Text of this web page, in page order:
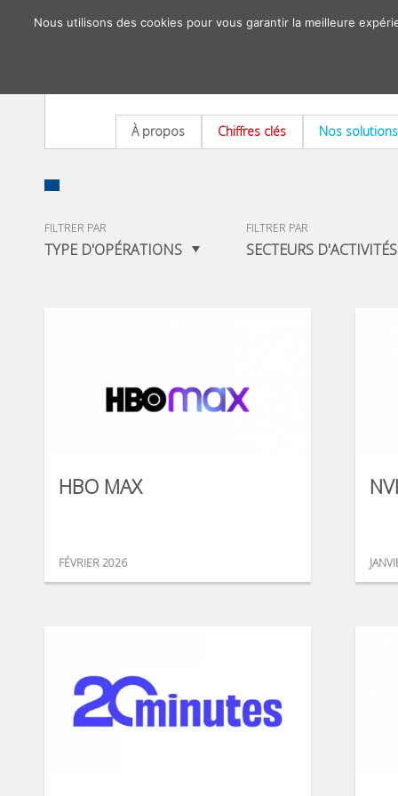
À propos Chiffres clés Nos solutions
FILTRER PAR
TYPE D'OPÉRATIONS
FILTRER PAR
SECTEURS D'ACTIVITÉS
HBO MAX
FÉVRIER 2026
Nous utilisons des cookies pour vous garantir la meilleure